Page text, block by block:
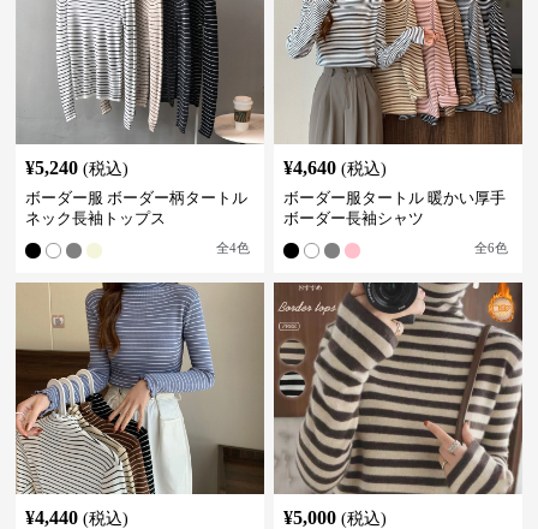
¥5,240 (税込)
ボーダー服 ボーダー柄タートル
ネック長袖トップス
全4色
¥4,640 (税込)
ボーダー服タートル 暖かい厚手
ボーダー長袖シャツ
全6色
¥4,440 (税込)
¥5,000 (税込)